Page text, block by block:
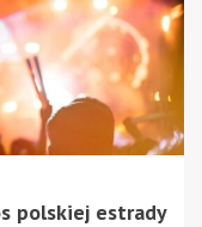
polskiej estrady